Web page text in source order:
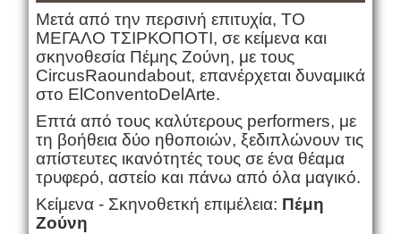
Μετά από την περσινή επιτυχία, ΤΟ
ΜΕΓΑΛΟ ΤΣΙΡΚΟΠΟΤΙ, σε κείμενα και
σκηνοθεσία Πέμης Ζούνη, με τους
CircusRaoundabout, επανέρχεται δυναμικά
στο El ConventoDel Arte.
Επτά από τους καλύτερους performers, με
τη βοήθεια δύο ηθοποιών, ξεδιπλώνουν τις
απίστευτες ικανότητές τους σε ένα θέαμα
τρυφερό, αστείο και πάνω από όλα μαγικό.
Κείμενα - Σκηνοθετκή επιμέλεια: Πέμη
Ζούνη